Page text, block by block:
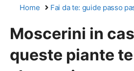
Home Fai da te: guide passo
Moscerini in
queste piante